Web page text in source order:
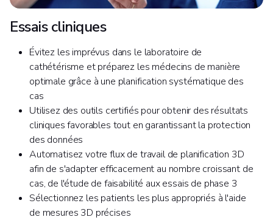
Essais cliniques
Évitez les imprévus dans le laboratoire de
cathétérisme et préparez les médecins de manière
optimale grâce à une planification systématique des
cas
Utilisez des outils certifiés pour obtenir des résultats
cliniques favorables tout en garantissant la protection
des données
Automatisez votre flux de travail de planification 3D
afin de s'adapter efficacement au nombre croissant de
cas, de l'étude de faisabilité aux essais de phase 3
Sélectionnez les patients les plus appropriés à l'aide
de mesures 3D précises